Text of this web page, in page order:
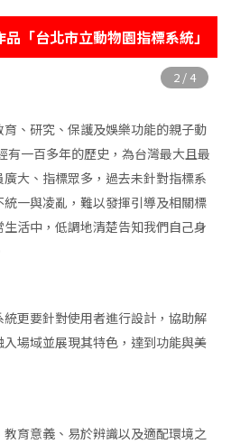
「台北市立動物園指標系統」
、研究、保護及娛樂功能的親子動
有一百多年的歷史，為台灣最大且最
大、指標眾多，過去未針對指標系
一與凌亂，難以發揮引導及相關標
活中，低調地清楚告知我們自己身
更要針對使用者進行設計，協助解
場域並展現其特色，達到功能與美
育意義、易於辨識以及適配環境之